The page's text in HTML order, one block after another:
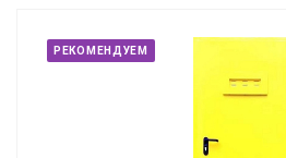
РЕКОМЕНДУЕМ